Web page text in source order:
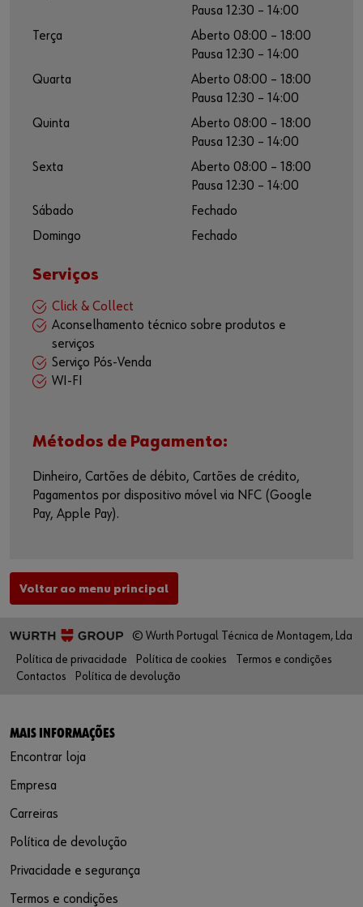
Pausa 12:30 – 14:00
Terça
Aberto 08:00 – 18:00
Pausa 12:30 – 14:00
Quarta
Aberto 08:00 – 18:00
Pausa 12:30 – 14:00
Quinta
Aberto 08:00 – 18:00
Pausa 12:30 – 14:00
Sexta
Aberto 08:00 – 18:00
Pausa 12:30 – 14:00
Sábado
Fechado
Domingo
Fechado
Serviços
Click & Collect
Aconselhamento técnico sobre produtos e
serviços
Serviço Pós-Venda
WI-FI
Métodos de Pagamento:
Dinheiro, Cartões de débito, Cartões de crédito,
Pagamentos por dispositivo móvel via NFC (Google
Pay, Apple Pay).
Voltar ao menu principal
© Wurth Portugal Técnica de Montagem, Lda
Política de privacidade
Política de cookies
Termos e condições
Contactos
Política de devolução
MAIS INFORMAÇÕES
Encontrar loja
Empresa
Carreiras
Política de devolução
Privacidade e segurança
Termos e condições